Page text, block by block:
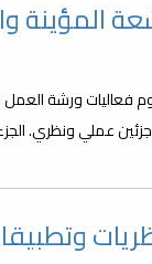
المؤينة
2022م بمكتبة كلية العلوم
عملي ونظري.